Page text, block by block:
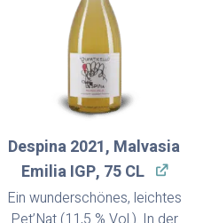
Despina 2021, Malvasia
Emilia IGP, 75 CL
Ein wunderschönes, leichtes